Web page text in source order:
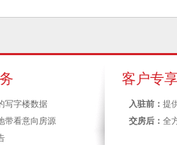
写字楼数据
带看意向房源
客户专
入驻前： 提
交房后： 全